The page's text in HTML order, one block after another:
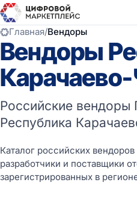
Главная/Вендоры
Вендоры
Российские вендоры
Республика
Каталог российских
разработчики и поставщики
зарегистрированных в